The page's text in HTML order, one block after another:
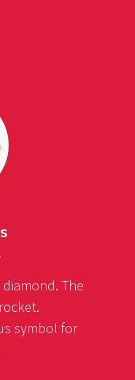
The
symbol for